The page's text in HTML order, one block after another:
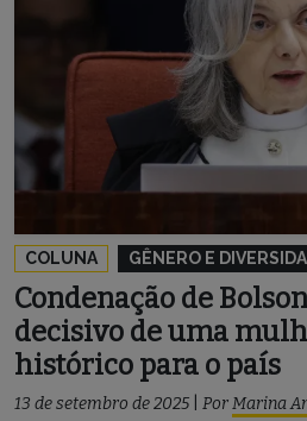
COLUNA GÊNERO E
Condenação de
decisivo de uma
histórico para o país
13 de setembro de 2025 PorMarina